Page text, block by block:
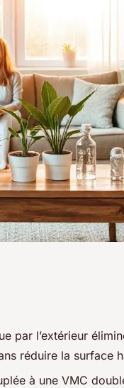
par l’extérieur
réduire la surface
à une VMC